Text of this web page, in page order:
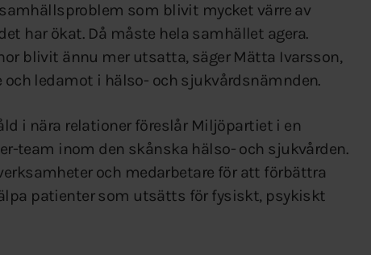
som blivit mycket värre av
har ökat. Då måste hela samhället agera.
blivit ännu mer utsatta, säger Mätta Ivarsson,
ledamot i hälso- och sjukvårdsnämnden.
i nära relationer föreslår Miljöpartiet i en
team inom den skånska hälso- och sjukvården.
och medarbetare för att förbättra
patienter som utsätts för fysiskt, psykiskt